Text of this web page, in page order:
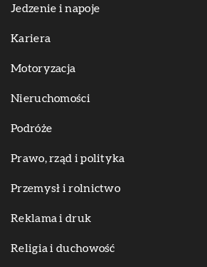
Jedzenie i napoje
Kariera
Motoryzacja
Nieruchomości
Podróże
Prawo, rząd i polityka
Przemysł i rolnictwo
Reklama i druk
Religia i duchowość